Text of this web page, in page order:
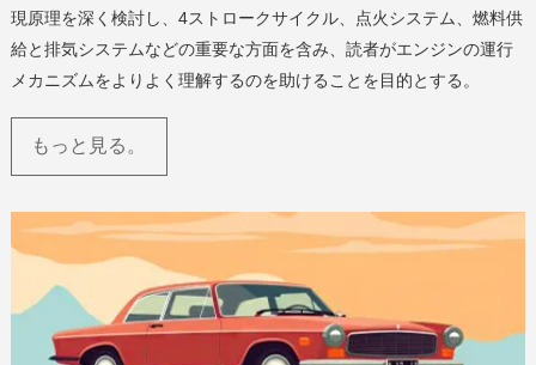
現原理を深く検討し、4ストロークサイクル、点火システム、燃料供
給と排気システムなどの重要な方面を含み、読者がエンジンの運行
メカニズムをよりよく理解するのを助けることを目的とする。
もっと見る。